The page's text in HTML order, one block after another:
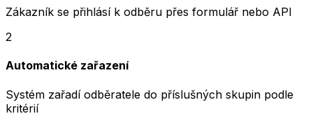
Zákazník se přihlásí k odběru přes formulář nebo API
2
Automatické zařazení
Systém zařadí odběratele do příslušných skupin podle
kritérií